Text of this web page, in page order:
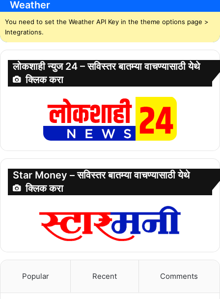
Weather
You need to set the Weather API Key in the theme options page >
Integrations.
लोकशाही न्युज 24 – सविस्तर बातम्या वाचण्यासाठी येथे
क्लिक करा
Star Money – सविस्तर बातम्या वाचण्यासाठी येथे
क्लिक करा
Popular Recent Comments